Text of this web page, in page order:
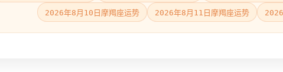
2026年8月10日摩羯座运势 2026年8月11日摩羯座运势